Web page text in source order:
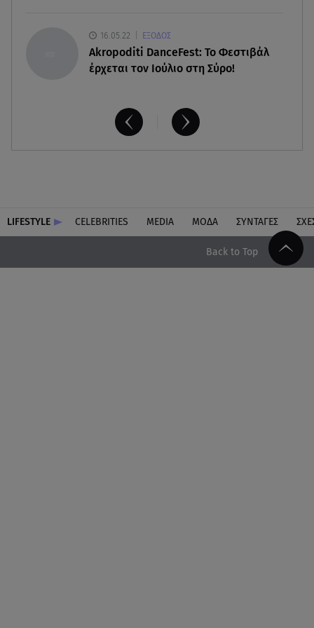
16.05.22 ΕΞΟΔΟΣ
Akropoditi DanceFest: Το Φεστιβάλ
έρχεται τον Ιούλιο στη Σύρο!
LIFESTYLE CELEBRITIES MEDIA ΜΟΔΑ ΣΥΝΤΑΓΕΣ
Back to Top